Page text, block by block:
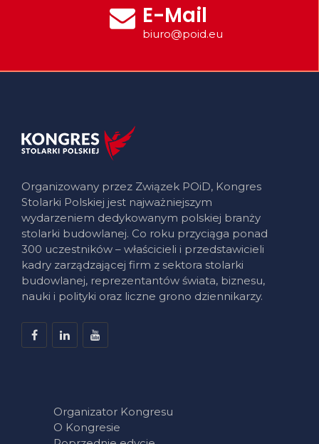
E-Mail
biuro@poid.eu
Organizowany przez Związek POiD, Kongres
Stolarki Polskiej jest najważniejszym
wydarzeniem dedykowanym polskiej branży
stolarki budowlanej. Co roku przyciąga ponad
300 uczestników – właścicieli i przedstawicieli
kadry zarządzającej firm z sektora stolarki
budowlanej, reprezentantów świata, biznesu,
nauki i polityki oraz liczne grono dziennikarzy.
Organizator Kongresu
O Kongresie